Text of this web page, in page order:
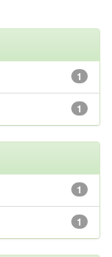
1
1
1
1